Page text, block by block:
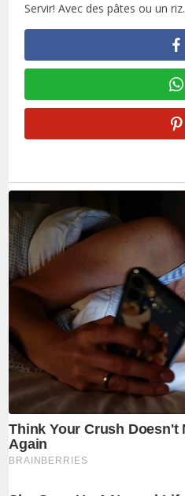
Servir! Avec des pâtes ou un riz.